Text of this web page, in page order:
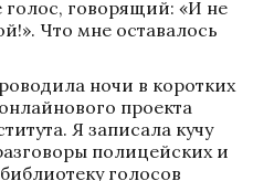
говорящий: «И не
Что мне оставалось
ночи в коротких
проекта
Я записала кучу
полицейских и
голосов